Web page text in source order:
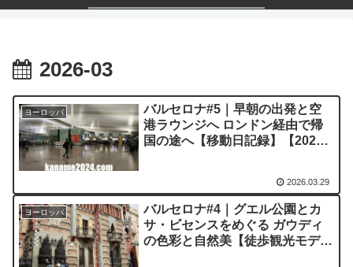
2026-03
ヨーロッパ
バルセロナ#5｜早朝の出発と空
港ラウンジへ ロンドン経由で帰
国の途へ【移動日記録】【2025
2026.03.29
ヨーロッパ
バルセロナ#4｜グエル公園とカ
サ・ビセンスをめぐる ガウディ
の色彩と自然美【徒歩観光モデル